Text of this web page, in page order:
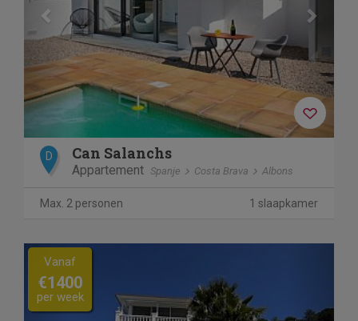
D Can Salanchs
Appartement Spanje Costa Brava Albons
Max. 2 personen 1 slaapkamer
Previous
Vanaf
€1400
per week